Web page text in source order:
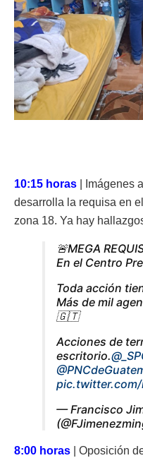
10:15 horas | Imágenes
desarrolla la requisa en
zona 18. Ya hay
🚨MEGA
En el Centro
Toda acción
Más de mil
🇬🇹
Acciones de
escritorio.
pic.twitter.com/
— Francisco
8:00 horas | Oposición